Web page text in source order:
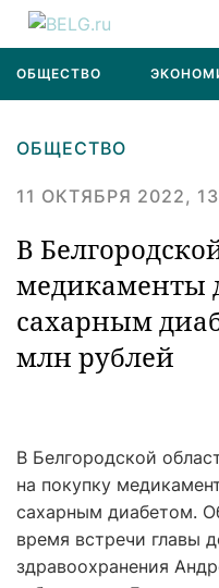
ОБЩЕСТВО
ОБЩЕСТВО
11 ОКТЯБРЯ 2022,
В
медикаменты
сахарным
млн рублей
В Белгородской
на покупку
сахарным диабетом.
время встречи главы
здравоохранения